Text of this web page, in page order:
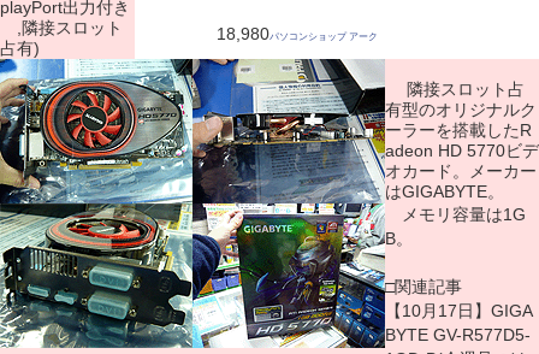
playPort出力付き
,隣接スロット
占有)
18,980パソコンショップ アーク
隣接スロット占
有型のオリジナルク
ーラーを搭載したR
adeon HD 5770ビデ
オカード。メーカー
はGIGABYTE。
メモリ容量は1G
B。
□関連記事
【10月17日】GIGA
BYTE GV-R577D5-